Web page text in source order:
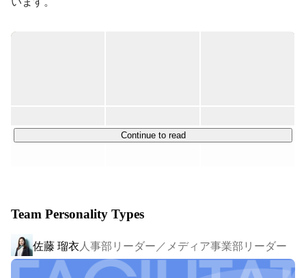
▍主な事業内容
エステやコスメなどをお得に試せる美容系モニターサイト
高品質でサロンクラスの原料や素材を極限まで下げた低価
ReBion：https://rebion.co.jp/
Continue to read
Team Personality Types
佐藤 瑠衣 人事部リーダー／メディア事業部リーダー